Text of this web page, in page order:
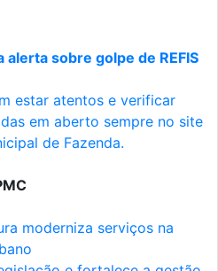
alerta sobre golpe de REFIS
estar atentos e verificar
em aberto sempre no site
de Fazenda.
moderniza serviços na